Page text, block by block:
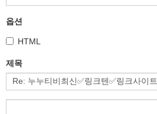
옵션
HTML
제목